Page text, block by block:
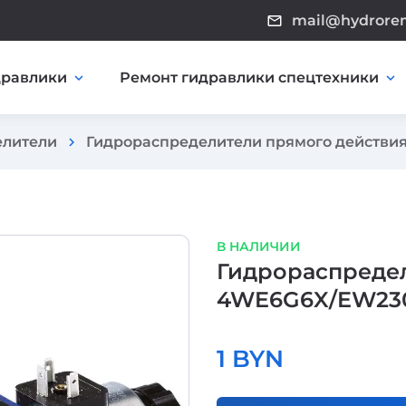
mail_outline
expand_more Ремонт гидравлики спецтехники expand_more
chevron_right Гидрораспределители прямого действия
В НАЛИЧИИ
4WE6G6X/
1 BYN